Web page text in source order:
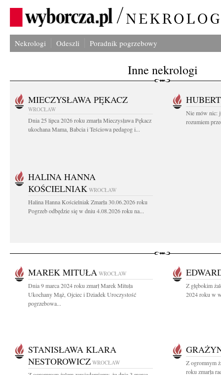
Nekrologi Odeszli Poradnik pogrzebowy
Inne nekrologi
MIECZYSŁAWA PĘKACZ
WROCŁAW
Dnia 25 lipca 2026 roku zmarła Mieczysława Pękacz
ukochana Mama, Babcia i Teściowa pedagog i...
Nie mów nic:
rozumiem
HALINA HANNA
KOŚCIELNIAK WROCŁAW
Halina Hanna Kościelniak Zmarła 30.06.2026 roku
Pogrzeb odbędzie się w dniu 4.08.2026 roku na...
MAREK MITUŁA WROCŁAW
Dnia 9 marca 2024 roku zmarł Marek Mituła
Ukochany Mąż, Ojciec i Dziadek Uroczystość
pogrzebowa...
Z głębokim
2024 roku w
STANISŁAWA KLARA
NESTOROWICZ WROCŁAW
Z ogromnym
roku zmarła